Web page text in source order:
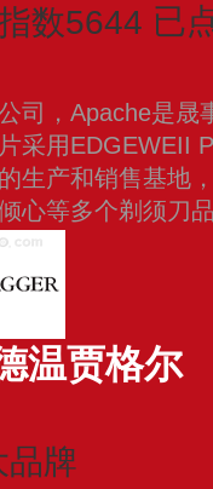
数5644 已
司，Apache是
采用EDGEWEII
生产和销售基地
心等多个剃须刀
温贾格尔
品牌